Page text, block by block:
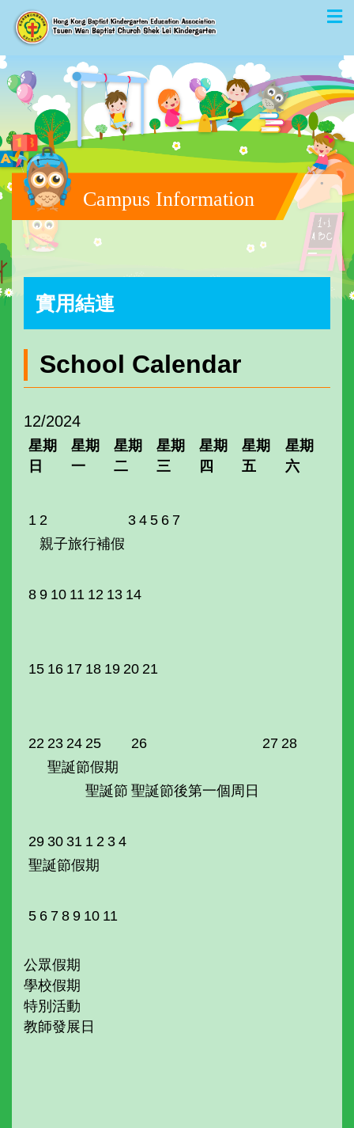
Campus Information
實用結連
School Calendar
12/2024
星期
日
星期
一
星期
二
星期
三
星期
四
星期
五
星期
六
1 2 3 4 5 6 7
親子旅行補假
8 9 10 11 12 13 14
15 16 17 18 19 20 21
22 23 24 25 26 27 28
聖誕節假期
聖誕節 聖誕節後第一個周日
29 30 31 1 2 3 4
聖誕節假期
5 6 7 8 9 10 11
公眾假期
學校假期
特別活動
教師發展日